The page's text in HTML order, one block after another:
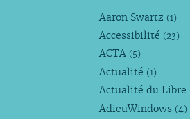
Aaron Swartz (1)
Accessibilité (23)
ACTA (5)
Actualité (1)
Actualité du Libre
AdieuWindows (4)